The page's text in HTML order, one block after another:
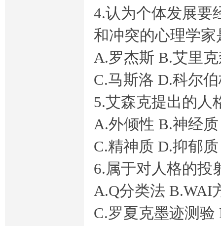
4.认为个体发展要
和冲突的心理学家
A.罗杰斯 B.艾里
C.马斯洛 D.科尔
5.艾森克提出的人
A.外倾性 B.神经质
C.精神质 D.抑郁质
6.属于对人格的投
A.Q分类法 B.WAI
C.罗夏克墨迹测验